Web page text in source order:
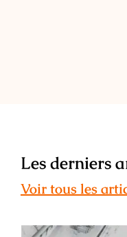
Les derniers
Voir tous les